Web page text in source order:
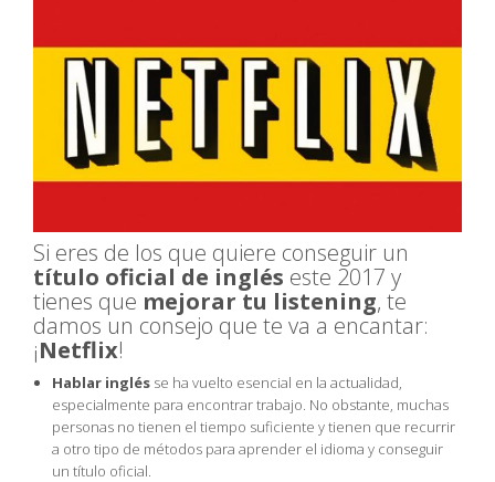
Si eres de los que quiere conseguir un
título oficial de inglés este 2017 y
tienes que mejorar tu listening, te
damos un consejo que te va a encantar:
¡Netflix!
Hablar inglésse ha vuelto esencial en la actualidad,
especialmente para encontrar trabajo. No obstante, muchas
personas no tienen el tiempo suficiente y tienen que recurrir
a otro tipo de métodos para aprender el idioma y conseguir
un título oficial.